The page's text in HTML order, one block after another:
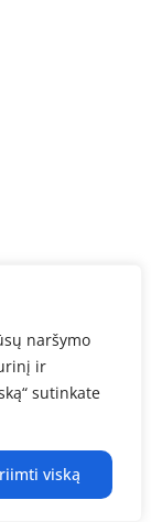
naršymo
ir
sutinkate
viską